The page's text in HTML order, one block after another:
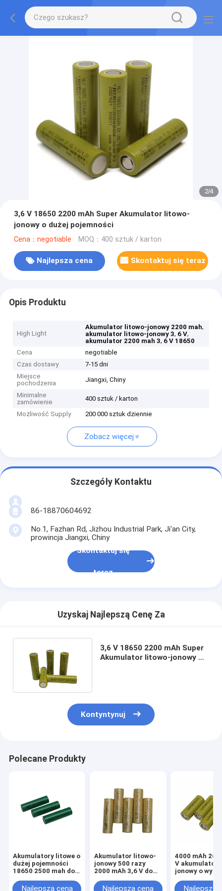
2/4
3,6 V 18650 2200 mAh Super Akumulator litowo-
jonowy o dużej pojemności
Cena：negotiable MOQ：400 sztuk / karton
Najlepsza cena Skontaktuj się teraz
Opis Produktu
High Light
Akumulator litowo-jonowy 2200 mah,
akumulator litowo-jonowy 3, 6 V,
akumulator 2200 mah 3, 6 V 18650
Cena
negotiable
Czas dostawy
7-15 dni
Miejsce
pochodzenia
Jiangxi, Chiny
Minimalne
zamówienie
400 sztuk / karton
Możliwość Supply 200 000 sztuk dziennie
Zobacz więcej
Szczegóły Kontaktu
86-18870604692
No.1, Fazhan Rd, Jizhou Industrial Park, Ji'an City,
prowincja Jiangxi, Chiny
Skontaktuj się
teraz
Uzyskaj Najlepszą Cenę Za
3,6 V 18650 2200 mAh Super
Akumulator litowo-jonowy o
Kontyntynuj
Polecane Produkty
Akumulatory litowe o
dużej pojemności
18650 2500 mah do
Najlepsza cena
Akumulator litowo-
jonowy 500 razy
2000 mAh 3,6 V do
podłogowej
Najlepsza cena
4000 mAh
V akumulator
jonowy o
Najlepsza